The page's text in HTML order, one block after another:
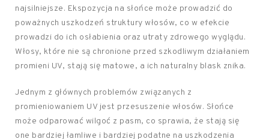
najsilniejsze. Ekspozycja na słońce może prowadzić do
poważnych uszkodzeń struktury włosów, co w efekcie
prowadzi do ich osłabienia oraz utraty zdrowego wyglądu.
Włosy, które nie są chronione przed szkodliwym działaniem
promieni UV, stają się matowe, a ich naturalny blask znika.
Jednym z głównych problemów związanych z
promieniowaniem UV jest przesuszenie włosów. Słońce
może odparować wilgoć z pasm, co sprawia, że stają się
one bardziej łamliwe i bardziej podatne na uszkodzenia